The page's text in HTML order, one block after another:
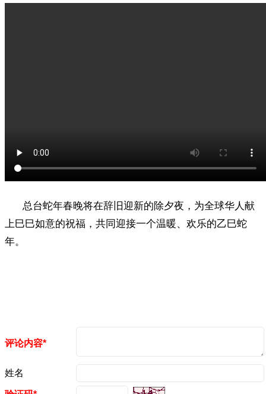
总台蛇年春晚将在辞旧迎新的除夕夜，为全球华人献
上巳巳如意的祝福，共同迎接一个温暖、欢乐的乙巳蛇
年。
评论内容*
姓名